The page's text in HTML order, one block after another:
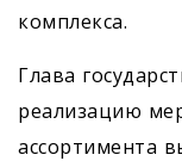
комплекса.
Глава
реализацию
ассортимента